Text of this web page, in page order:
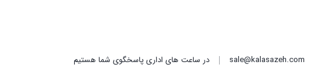
sale@kalasazeh.com در ساعت های اداری پاسخگوی شما هستیم